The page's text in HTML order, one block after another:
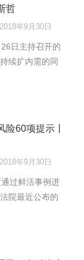
哲
2018年9月30日
日主持召开的
续扩内需的同
60项提示丨
2018年9月30日
鲜活事例进
院最近公布的